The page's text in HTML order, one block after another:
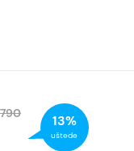
790 13%
uštede